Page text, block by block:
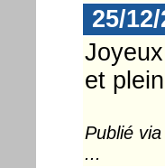
25/
et
Publié
...